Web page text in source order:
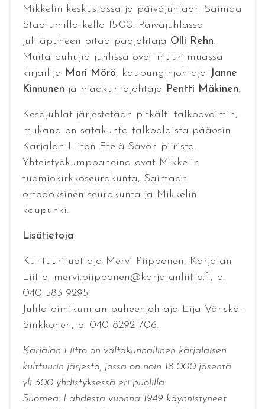
Mikkelin keskustassa ja päiväjuhlaan Saimaa
Stadiumilla kello 15.00. Päiväjuhlassa
juhlapuheen pitää pääjohtaja Olli Rehn.
Muita puhujia juhlissa ovat muun muassa
kirjailija Mari Mörö, kaupunginjohtaja Janne
Kinnunen ja maakuntajohtaja Pentti Mäkinen.
Kesäjuhlat järjestetään pitkälti talkoovoimin,
mukana on satakunta talkoolaista pääosin
Karjalan Liiton Etelä-Savon piiristä.
Yhteistyökumppaneina ovat Mikkelin
tuomiokirkkoseurakunta, Saimaan
ortodoksinen seurakunta ja Mikkelin
kaupunki.
Lisätietoja
Kulttuurituottaja Mervi Piipponen, Karjalan
Liitto, mervi.piipponen@karjalanliitto.fi, p.
040 583 9295.
Juhlatoimikunnan puheenjohtaja Eija Vänskä-
Sinkkonen, p. 040 8292 706.
Karjalan Liitto on valtakunnallinen karjalaisen
kulttuurin järjestö, jossa on noin 18 000 jäsentä
yli 300 yhdistyksessä eri puolilla
Suomea. Lahdesta vuonna 1949 käynnistyneet